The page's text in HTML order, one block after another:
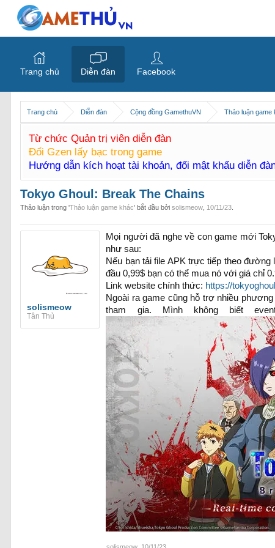
Trang chủ Diễn đàn Cộng đồng GamethuVN Thảo luận game
Từ chức Quản trị viên diễn đàn
Đổi Gzen lấy bạc trong game
Hướng dẫn kích hoạt tài khoản, đổi mật khẩu diễn
Tokyo Ghoul: Break The Chains
Thảo luận trong 'Thảo luận game khác' bắt đầu bởisolismeow 10/11/23
solismeow
Tân Thủ
Mọi người đã nghe về con game mới
như sau:
Nếu bạn tải file APK trực tiếp theo
đầu 0,99$ bạn có thể mua nó với giá chỉ
Link website chính thức: https://
Ngoài ra game cũng hỗ trợ nhiều
tham gia. Mình không biết
Trang chủ Diễn đàn Facebook